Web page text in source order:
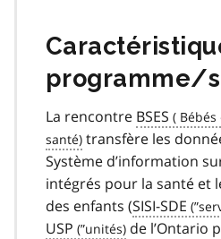
programme/
La rencontre BSES
transfère les
Système d’information
intégrés pour la santé et
des enfants (SISI-SDE
USP
de l’Ontario